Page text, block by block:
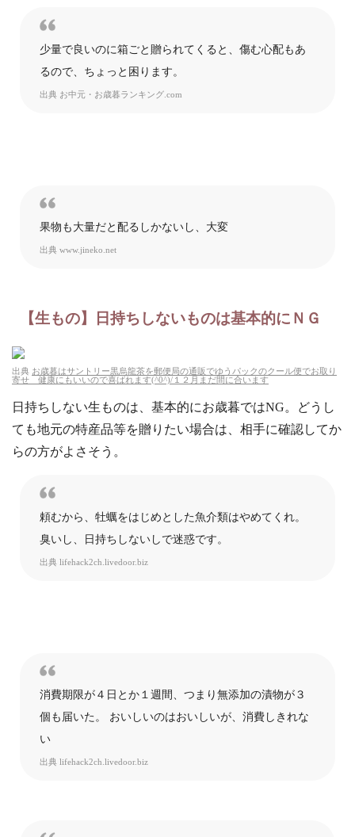
少量で良いのに箱ごと贈られてくると、傷む心配もあ
るので、ちょっと困ります。
出典 お中元・お歳暮ランキング.com
果物も大量だと配るしかないし、大変
出典 www.jineko.net
【生もの】日持ちしないものは基本的にＮＧ
出典 お歳暮はサントリー黒烏龍茶を郵便局の通販でゆうパックのクール便でお取り
寄せ 健康にもいいので喜ばれます(^0^)/１２月まだ間に合います
日持ちしない生ものは、基本的にお歳暮ではNG。どうし
ても地元の特産品等を贈りたい場合は、相手に確認してか
らの方がよさそう。
頼むから、牡蠣をはじめとした魚介類はやめてくれ。
臭いし、日持ちしないしで迷惑です。
出典 lifehack2ch.livedoor.biz
消費期限が４日とか１週間、つまり無添加の漬物が３
個も届いた。 おいしいのはおいしいが、消費しきれな
い
出典 lifehack2ch.livedoor.biz